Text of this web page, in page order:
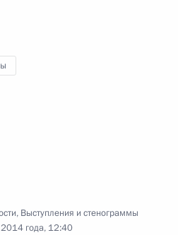
, Выступления и стенограммы
года, 12:40